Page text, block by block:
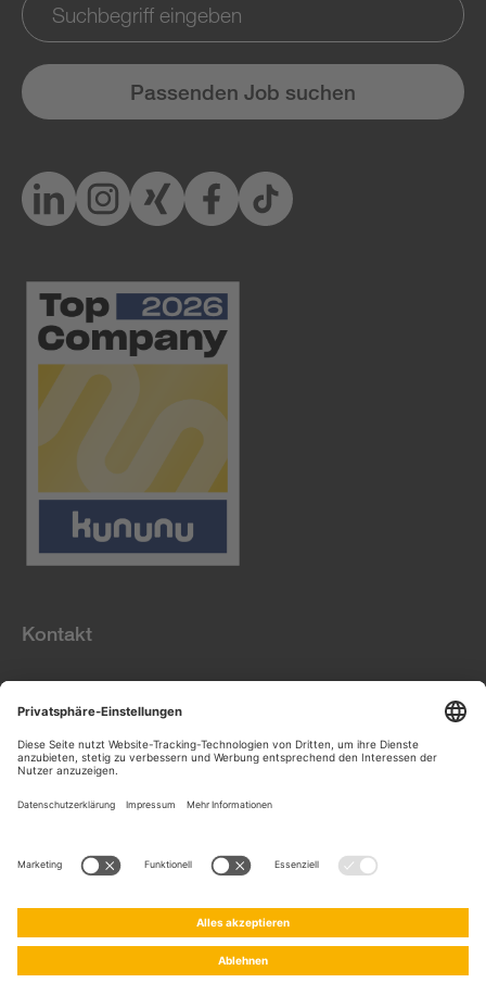
Passenden Job suchen
Kontakt
Informationspflichten
gem. Art. 13 DS-GVO
AGB
Einstellungen
2026